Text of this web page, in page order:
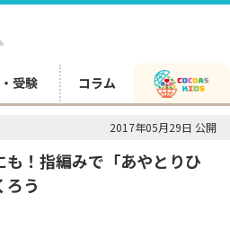
受験 コラム
2017年05月29日 公開
も！指編みで「あやとりひ
ろう